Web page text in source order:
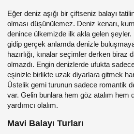
Eğer deniz aşığı bir çiftseniz balayı
olması düşünülemez. Deniz kenarı,
denince ülkemizde ilk akla gelen şeyler.
gidip gerçek anlamda denizle
hazırlığı, kınalar seçimler derken biraz
olmazdı. Engin denizlerde ufukta sadece
eşinizle birlikte uzak diyarlara gitmek
Üstelik gemi turunun sadece romantik
var. Gelin bunlara hem göz atalım hem
yardımcı olalım.
Mavi Balayı Turları